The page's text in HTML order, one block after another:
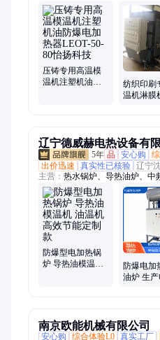
油锅炉、省电空调、螺杆冷水机
冷水机、水温机、水冷机、冷风
温恒湿机、净化空调、洁净空调
气悬浮冷水机
压铸专用高温模
温机注塑机油防
纺织印刷
温机淋膜
辽宁德威赫电热设备有
5年 品 安心购
出价迅速
真实性已核验 辽宁
主营： 热水锅炉、导热油炉、中
磁锅炉、电热锅炉、感应加热设
蒸汽发生器、半导体电锅炉、全
回转窑、电磁热风炉、轴承加热
熔炼炉、燃气容积式热水炉、燃
商用燃气容积式热水器
防爆型电加热锅
炉 导热油模温机
防爆电加
油炉 生
南京欧能机械有限公司
安心购
综合体验L0 真实工厂